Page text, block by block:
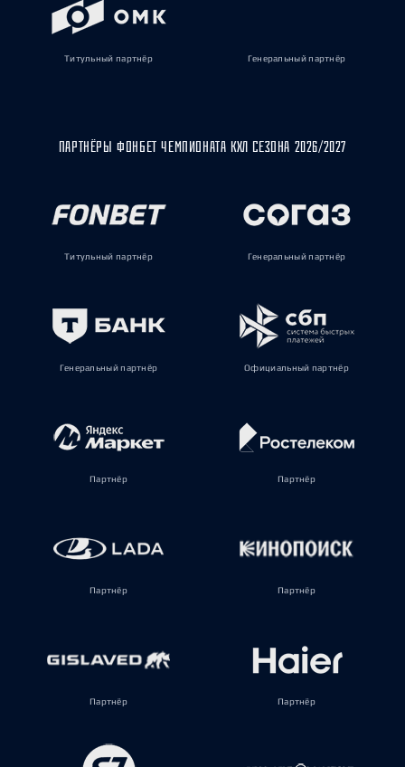
Титульный партнёр Генеральный партнёр
ПАРТНЁРЫ ФОНБЕТ ЧЕМПИОНАТА КХЛ СЕЗОНА 2026/2027
Титульный партнёр Генеральный партнёр
Генеральный партнёр Официальный партнёр
Партнёр Партнёр
Партнёр Партнёр
Партнёр Партнёр